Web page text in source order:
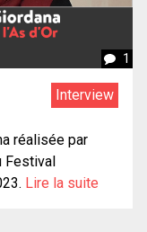
1
Interview
réalisée par
Festival
Lire la suite